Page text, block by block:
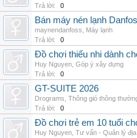
Trả lời:
0
Bán máy nén lạnh
maynendanfoss
Máy lạnh
Trả lời:
0
Đồ chơi thiếu nhi dành
Huy Nguyen Góp ý xây dựng
Trả lời:
0
GT-SUITE 2026
Drograms Thông gió thông
Trả lời:
0
Đồ chơi trẻ em 10 tuổi
Huy Nguyen Tư vấn - Quản lý